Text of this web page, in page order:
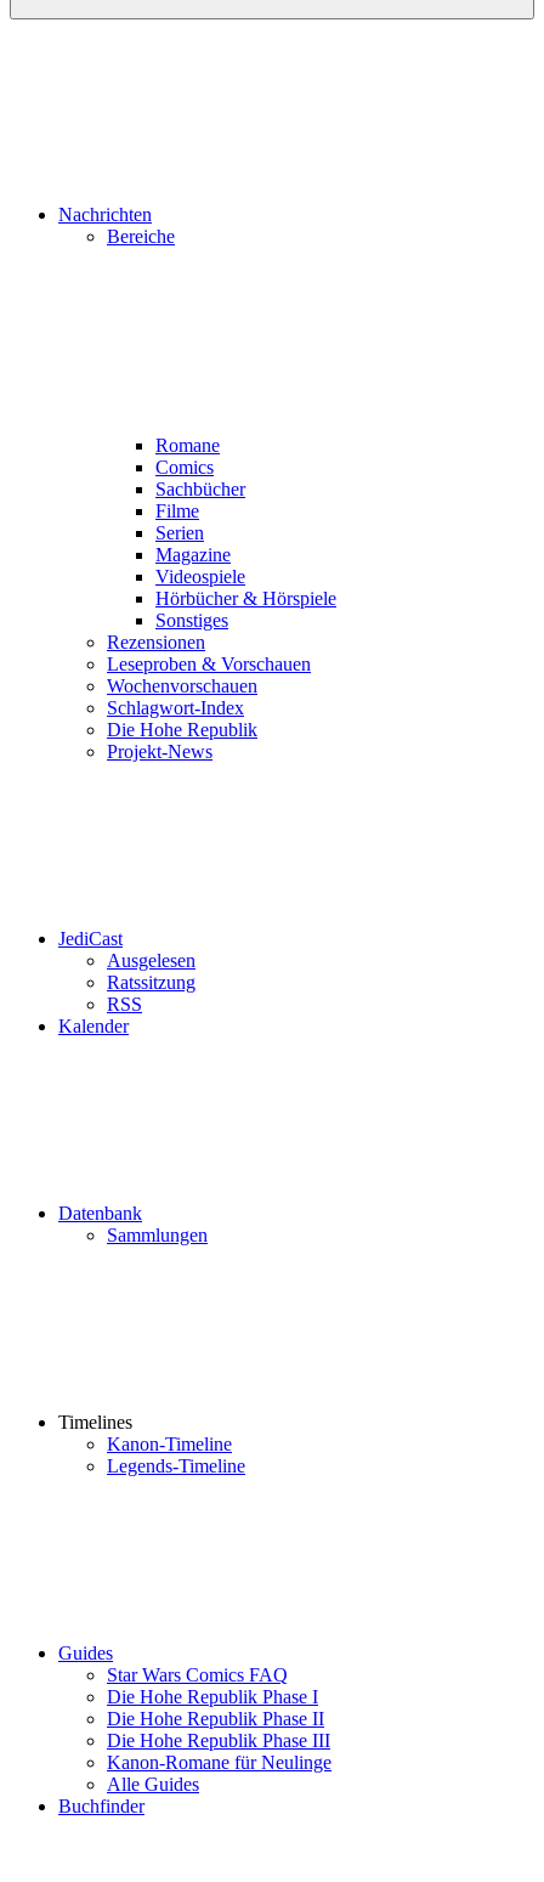
Nachrichten
Bereiche
Romane
Comics
Sachbücher
Filme
Serien
Magazine
Videospiele
Hörbücher & Hörspiele
Sonstiges
Rezensionen
Leseproben & Vorschauen
Wochenvorschauen
Schlagwort-Index
Die Hohe Republik
Projekt-News
JediCast
Ausgelesen
Ratssitzung
RSS
Kalender
Datenbank
Sammlungen
Timelines
Kanon-Timeline
Legends-Timeline
Guides
Star Wars Comics FAQ
Die Hohe Republik Phase I
Die Hohe Republik Phase II
Die Hohe Republik Phase III
Kanon-Romane für Neulinge
Alle Guides
Buchfinder